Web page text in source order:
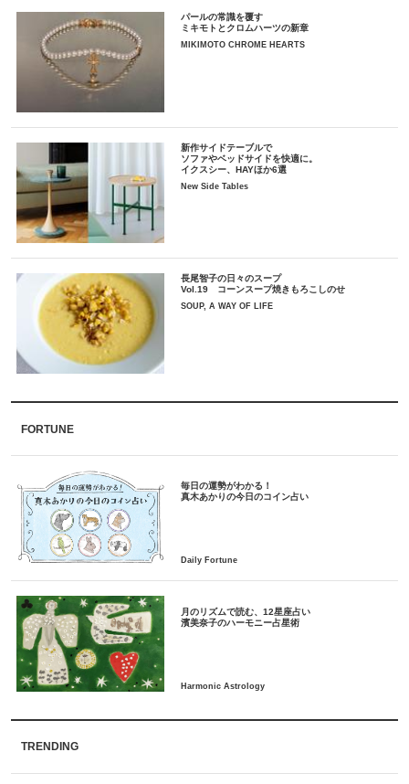
パールの常識を覆す
ミキモトとクロムハーツの新章
MIKIMOTO CHROME HEARTS
新作サイドテーブルで
ソファやベッドサイドを快適に。
イクスシー、HAYほか6選
New Side Tables
長尾智子の日々のスープ
Vol.19 コーンスープ焼きもろこしのせ
SOUP, A WAY OF LIFE
FORTUNE
毎日の運勢がわかる！
月のリズムで読む、12星座占い
TRENDING